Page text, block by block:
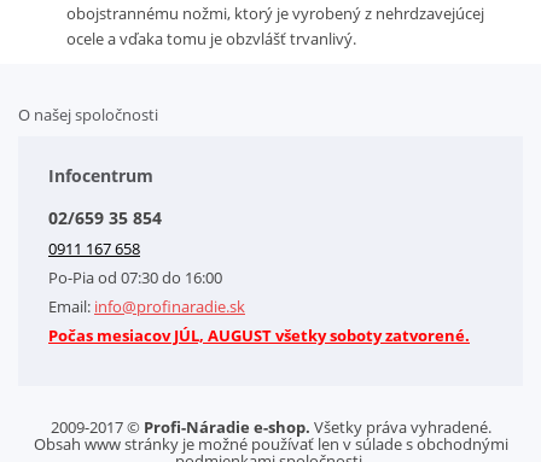
obojstrannému nožmi, ktorý je vyrobený z nehrdzavejúcej
ocele a vďaka tomu je obzvlášť trvanlivý.
O našej spoločnosti
Obchodné podmienky
Kontakt
Letáky na stiahnutie
GDPR-Informácie o spracovaní osobných údajov HQ Tools, spol. s r. o.
Cookies
Infocentrum
02/659 35 854
0911 167 658
Po-Pia od 07:30 do 16:00
Email: info@profinaradie.sk
Počas mesiacov JÚL, AUGUST všetky soboty zatvorené.
2009-2017 © Profi-Náradie e-shop. Všetky práva vyhradené.
Obsah www stránky je možné používať len v súlade s obchodnými